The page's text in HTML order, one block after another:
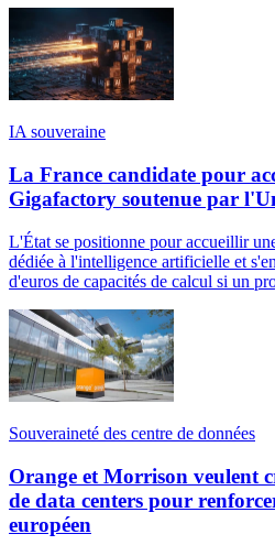
IA souveraine
La France candidate pour
Gigafactory soutenue par
L'État se positionne pour accueillir
dédiée à l'intelligence artificielle et
d'euros de capacités de calcul si un
Souveraineté des centre de données
Orange et Morrison veulent
de data centers pour
européen